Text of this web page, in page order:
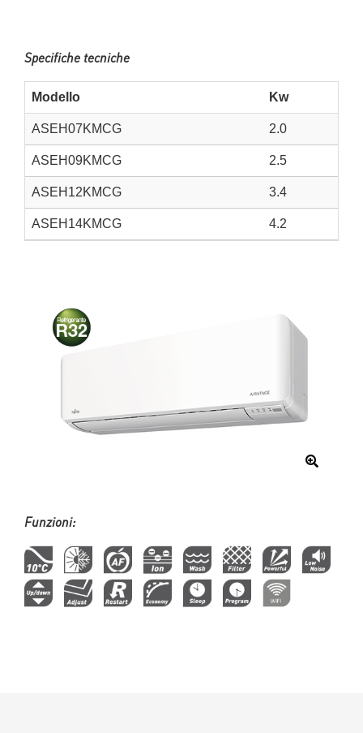
Specifiche tecniche
Modello Kw
ASEH07KMCG 2.0
ASEH09KMCG 2.5
ASEH12KMCG 3.4
ASEH14KMCG 4.2
Funzioni: